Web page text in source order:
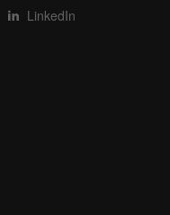
LinkedIn